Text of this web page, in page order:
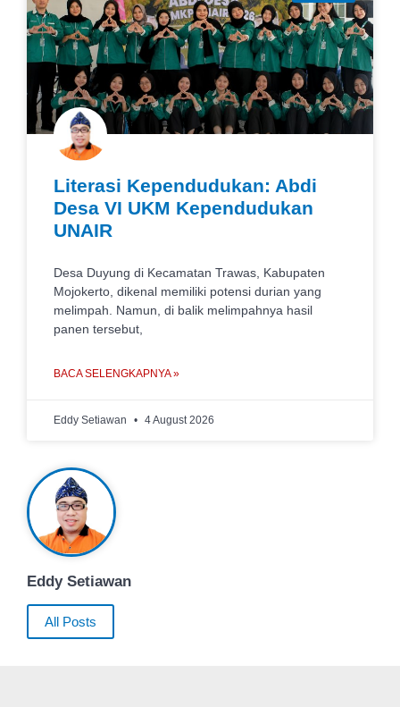
Eddy Setiawan
All Posts
Literasi Kependudukan: Abdi
Desa VI UKM Kependudukan
UNAIR
Desa Duyung di Kecamatan Trawas, Kabupaten
Mojokerto, dikenal memiliki potensi durian yang
melimpah. Namun, di balik melimpahnya hasil
panen tersebut,
BACA SELENGKAPNYA »
Eddy Setiawan 4 August 2026